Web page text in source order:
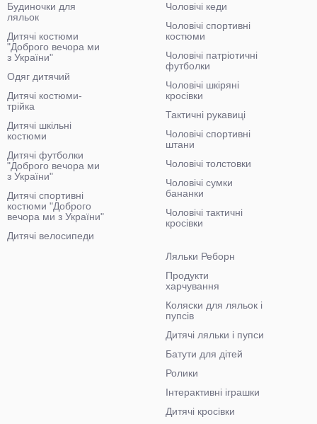
Будиночки для
ляльок
Дитячі костюми
"Доброго вечора ми
з України"
Одяг дитячий
Дитячі костюми-
трійка
Дитячі шкільні
костюми
Дитячі футболки
"Доброго вечора ми
з України"
Дитячі спортивні
костюми "Доброго
вечора ми з України"
Дитячі велосипеди
Чоловічі кеди
Чоловічі спортивні
костюми
Чоловічі патріотичні
футболки
Чоловічі шкіряні
кросівки
Тактичні рукавиці
Чоловічі спортивні
штани
Чоловічі толстовки
Чоловічі сумки
бананки
Чоловічі тактичні
кросівки
Ляльки Реборн
Продукти
харчування
Коляски для ляльок і
пупсів
Дитячі ляльки і пупси
Батути для дітей
Ролики
Інтерактивні іграшки
Дитячі кросівки